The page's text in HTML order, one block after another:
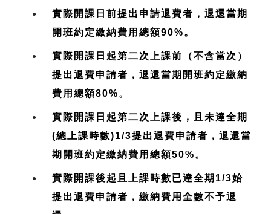
實際開課日前提出申請退費者，退還當期
開班約定繳納費用總額90%。
實際開課日起第二次上課前（不含當次）
提出退費申請者，退還當期開班約定繳納
費用總額80%。
實際開課日起第二次上課後，且未達全期
(總上課時數)1/3提出退費申請者，退還當
期開班約定繳納費用總額50%。
實際開課後起且上課時數已達全期1/3始
提出退費申請者，繳納費用全數不予退